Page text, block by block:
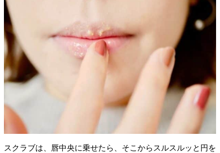
スクラブは、唇中央に乗せたら、そこからスルスルッと円を